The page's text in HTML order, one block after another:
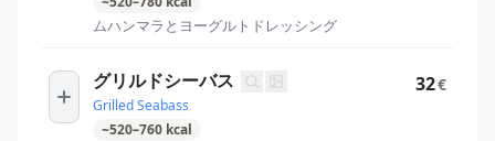
ムハンマラとヨーグルトドレッシング
グリルドシーバス
Grilled Seabass
~520–760 kcal
32€